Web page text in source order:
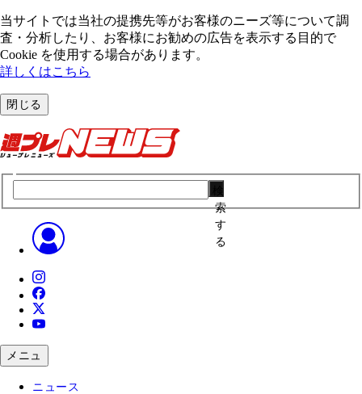
当サイトでは当社の提携先等がお客様のニーズ等について調
査・分析したり、お客様にお勧めの広告を表⽰する⽬的で
Cookie を使⽤する場合があります。
詳しくはこちら
閉じる
索
す
る
メニュ
ニュース